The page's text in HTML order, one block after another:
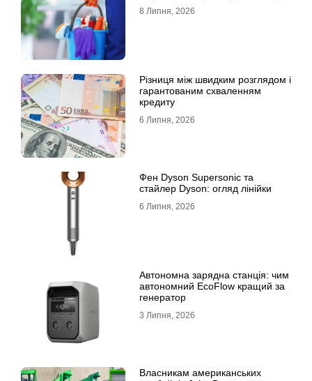
8 Липня, 2026
Різниця між швидким розглядом і
гарантованим схваленням
кредиту
6 Липня, 2026
Фен Dyson Supersonic та
стайлер Dyson: огляд лінійки
6 Липня, 2026
Автономна зарядна станція: чим
автономний EcoFlow кращий за
генератор
3 Липня, 2026
Власникам американських